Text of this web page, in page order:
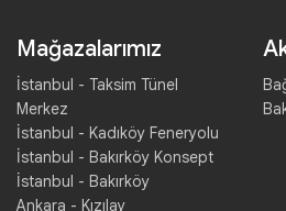
Mağazalarımız
İstanbul - Taksim Tünel
Merkez
İstanbul - Kadıköy Feneryolu
İstanbul - Bakırköy Konsept
İstanbul - Bakırköy
Ankara - Kızılay